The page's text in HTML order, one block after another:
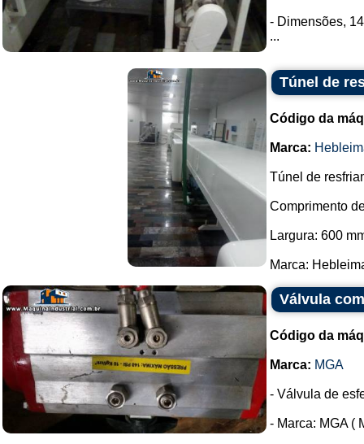
- Dimensões,
...
Túnel de
Código da
Marca:
Túnel de
Comprimento
Largura: 600
Marca:
Válvula
Código da
Marca: MGA
- Válvula de
- Marca: MGA (